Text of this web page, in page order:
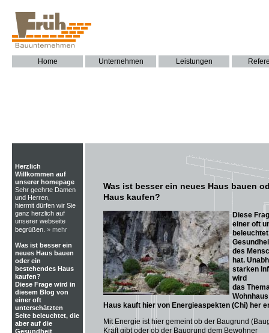
Home Unternehmen Leistungen
Herzlich
Willkommen auf
unserer homepage
Sehr geehrte Damen
und Herren,
hiermit dürfen wir Sie
ganz herzlich auf
unserer webseite
begrüßen. » mehr
Was ist besser ein
neues Haus bauen
oder ein
bestehendes Haus
kaufen?
Diese Frage wird in
diesem Blog von
einer oft
unterschätzten
Seite beleuchtet, die
aber auf die
Gesundheit
Was ist besser ein neues Haus bauen
Haus kaufen?
Diese
einer oft
des
hat.
starken
wird
das
Haus kauft hier von Energieaspekten (Chi) her
Mit Energie ist hier gemeint ob der Baugrund
Kraft gibt oder ob der Baugrund dem Bewohner